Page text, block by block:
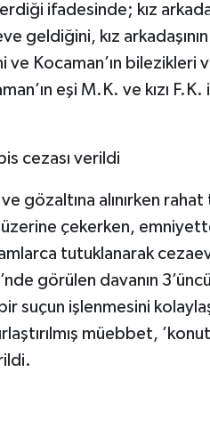
ifadesinde; kız
geldiğini, kız
Kocaman’ın bilezikleri
eşi M.K. ve kızı
cezası verildi
gözaltına alınırken rahat
üzerine çekerken,
tutuklanarak
görülen davanın 3’üncü
suçun işlenmesini
müebbet,